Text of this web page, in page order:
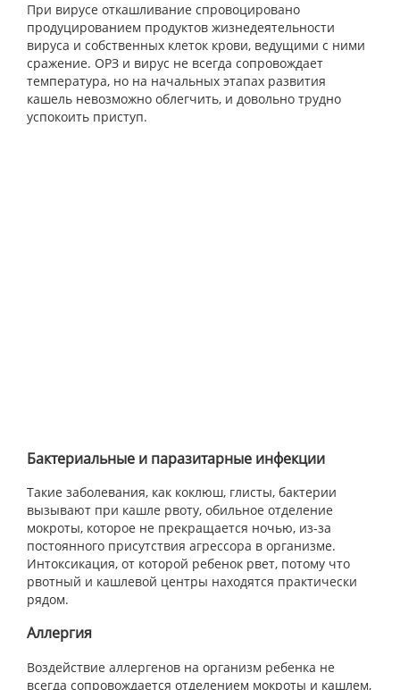
При вирусе откашливание спровоцировано
продуцированием продуктов жизнедеятельности
вируса и собственных клеток крови, ведущими с ними
сражение. ОРЗ и вирус не всегда сопровождает
температура, но на начальных этапах развития
кашель невозможно облегчить, и довольно трудно
успокоить приступ.
Бактериальные и паразитарные инфекции
Такие заболевания, как коклюш, глисты, бактерии
вызывают при кашле рвоту, обильное отделение
мокроты, которое не прекращается ночью, из-за
постоянного присутствия агрессора в организме.
Интоксикация, от которой ребенок рвет, потому что
рвотный и кашлевой центры находятся практически
рядом.
Аллергия
Воздействие аллергенов на организм ребенка не
всегда сопровождается отделением мокроты и кашлем,